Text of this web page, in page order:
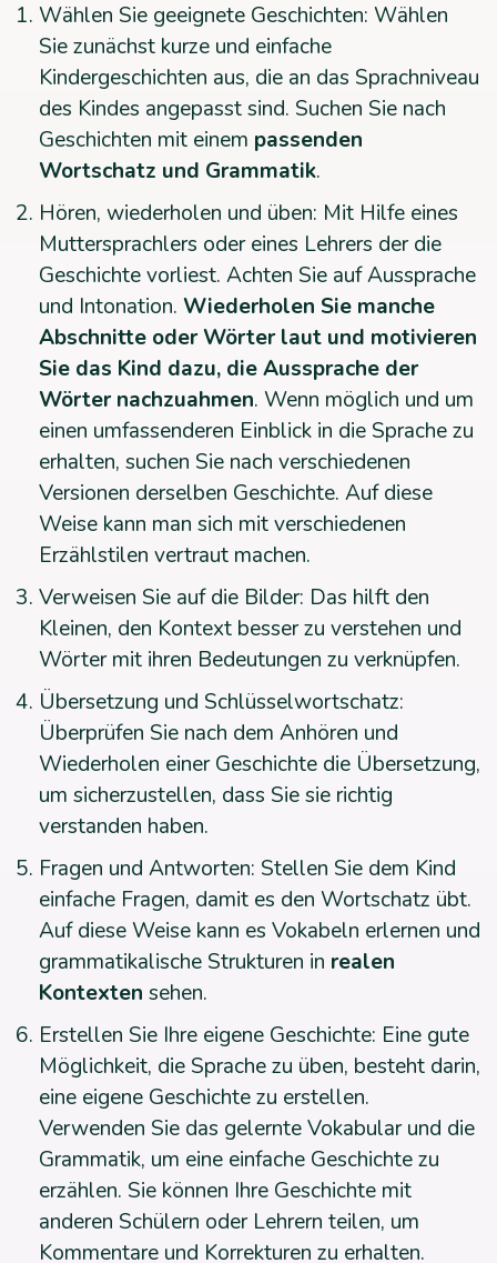
Wählen Sie geeignete Geschichten: Wählen
Sie zunächst kurze und einfache
Kindergeschichten aus, die an das Sprachniveau
des Kindes angepasst sind. Suchen Sie nach
Geschichten mit einem passenden
Wortschatz und Grammatik.
Hören, wiederholen und üben: Mit Hilfe eines
Muttersprachlers oder eines Lehrers der die
Geschichte vorliest. Achten Sie auf Aussprache
und Intonation. Wiederholen Sie manche
Abschnitte oder Wörter laut und motivieren
Sie das Kind dazu, die Aussprache der
Wörter nachzuahmen. Wenn möglich und um
einen umfassenderen Einblick in die Sprache zu
erhalten, suchen Sie nach verschiedenen
Versionen derselben Geschichte. Auf diese
Weise kann man sich mit verschiedenen
Erzählstilen vertraut machen.
Verweisen Sie auf die Bilder: Das hilft den
Kleinen, den Kontext besser zu verstehen und
Wörter mit ihren Bedeutungen zu verknüpfen.
Übersetzung und Schlüsselwortschatz:
Überprüfen Sie nach dem Anhören und
Wiederholen einer Geschichte die Übersetzung,
um sicherzustellen, dass Sie sie richtig
verstanden haben.
Fragen und Antworten: Stellen Sie dem Kind
einfache Fragen, damit es den Wortschatz übt.
Auf diese Weise kann es Vokabeln erlernen und
grammatikalische Strukturen in realen
Kontexten sehen.
Erstellen Sie Ihre eigene Geschichte: Eine gute
Möglichkeit, die Sprache zu üben, besteht darin,
eine eigene Geschichte zu erstellen.
Verwenden Sie das gelernte Vokabular und die
Grammatik, um eine einfache Geschichte zu
erzählen. Sie können Ihre Geschichte mit
anderen Schülern oder Lehrern teilen, um
Kommentare und Korrekturen zu erhalten.